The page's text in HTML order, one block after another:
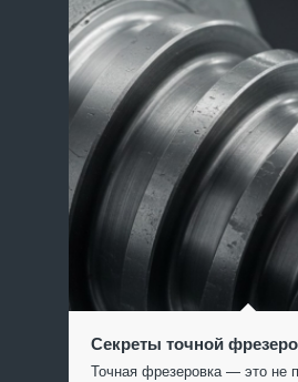
Секреты точной
Точная фрезеровка — это не